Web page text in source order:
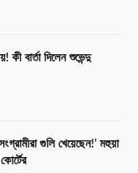
বার্তা দিলেন শুভেন্দু
গুলি খেয়েছেন!’ মহুয়া